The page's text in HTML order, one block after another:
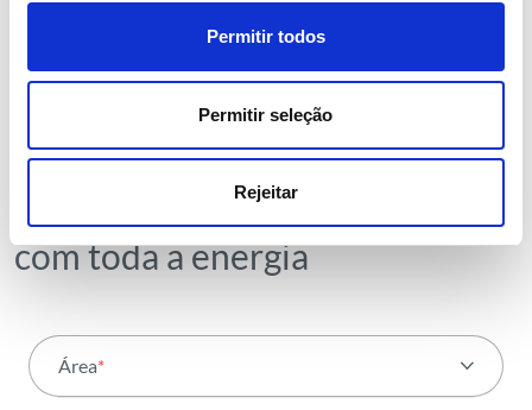
Permitir todos
Permitir seleção
Rejeitar
Receba todos os detalhes da
tendências e notícias que
com toda a energia
Área*